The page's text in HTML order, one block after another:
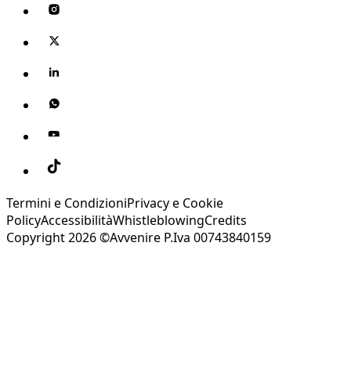
Termini e CondizioniPrivacy e Cookie
PolicyAccessibilitàWhistleblowingCredits
Copyright 2026 ©Avvenire P.Iva 00743840159